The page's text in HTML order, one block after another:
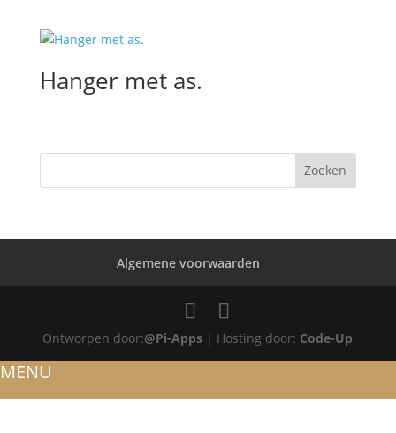
Hanger met as.
Algemene voorwaarden
Ontworpen door:@Pi-Apps | Hosting door: Code-Up
MENU